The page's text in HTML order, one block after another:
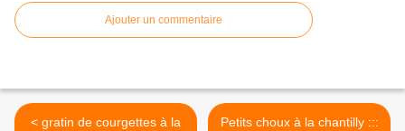
Ajouter un commentaire
< gratin de courgettes à la
Petits choux à la chantilly :::